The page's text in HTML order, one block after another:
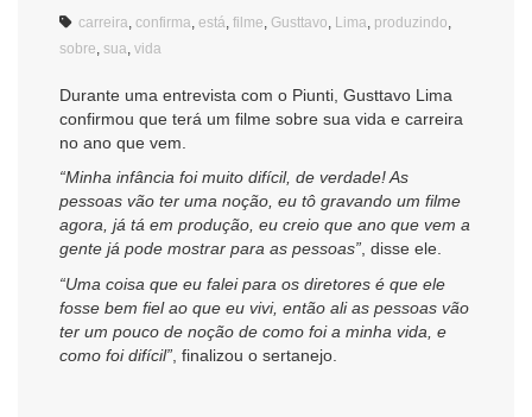
carreira confirma está filme Gusttavo Lima produzindo
sobre sua vida
Durante uma entrevista com o Piunti, Gusttavo Lima
confirmou que terá um filme sobre sua vida e carreira
no ano que vem.
“Minha infância foi muito difícil, de verdade! As
pessoas vão ter uma noção, eu tô gravando um filme
agora, já tá em produção, eu creio que ano que vem a
gente já pode mostrar para as pessoas” , disse ele.
“Uma coisa que eu falei para os diretores é que ele
fosse bem fiel ao que eu vivi, então ali as pessoas vão
ter um pouco de noção de como foi a minha vida, e
como foi difícil” , finalizou o sertanejo.